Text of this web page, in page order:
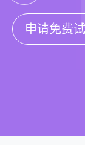
申请免费
申请免费
申请免费
申请免费